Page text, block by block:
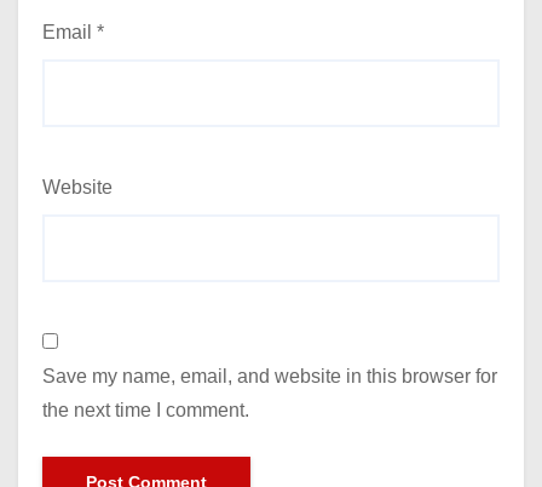
Email *
Website
Save my name, email, and website in this browser for
the next time I comment.